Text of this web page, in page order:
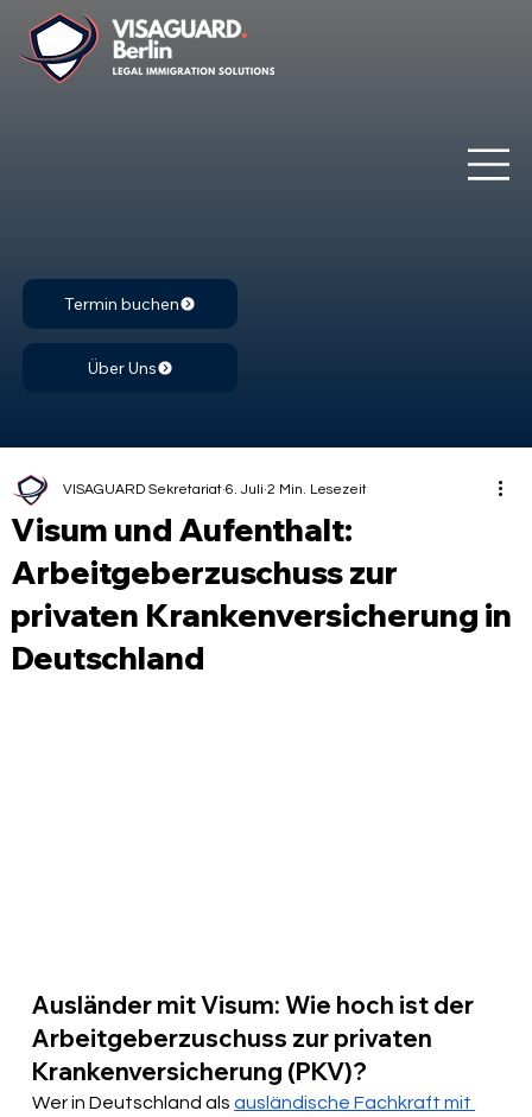
Termin buchen
Über Uns
Visum und Aufenthalt:
Arbeitgeberzuschuss zur
privaten Krankenversicherung in
Deutschland
VISAGUARD Sekretariat 6. Juli 2 Min. Lesezeit
Ausländer mit Visum: Wie hoch ist der
Arbeitgeberzuschuss zur privaten
Krankenversicherung (PKV)?
Wer in Deutschland als ausländische Fachkraft mit